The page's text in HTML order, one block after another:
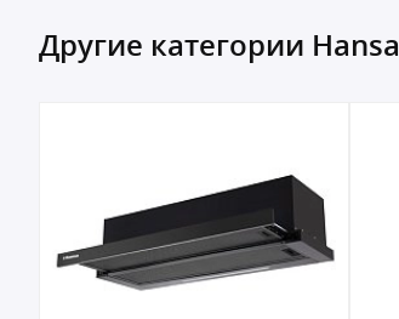
Другие категории Hansa